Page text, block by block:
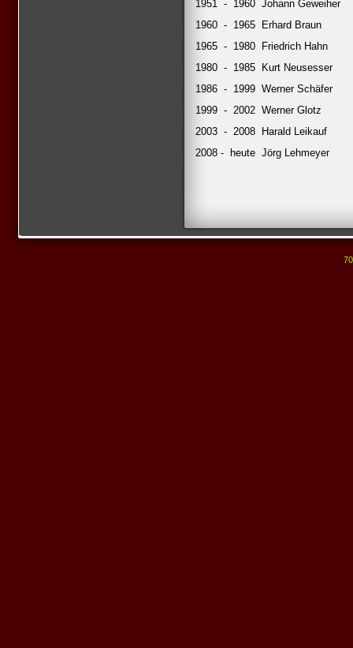
1951 - 1960 Johann Geweiher
1960 - 1965
Erhard Braun
1965 - 1980
Friedrich Hahn
1980 - 1985
Kurt Neusesser
1986 - 1999 Werner Schäfer
1999 - 2002 Werner Glotz
2003 - 2008
Harald Leikauf
2008 -
heute Jörg Lehmeyer